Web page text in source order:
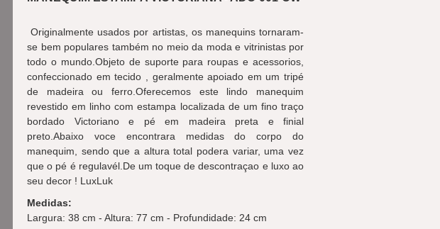
Originalmente usados por artistas, os manequins tornaram-
se bem populares também no meio da moda e vitrinistas por
todo o mundo.Objeto de suporte para roupas e acessorios,
confeccionado em tecido , geralmente apoiado em um tripé
de madeira ou ferro.Oferecemos este lindo manequim
revestido em linho com estampa localizada de um fino traço
bordado Victoriano e pé em madeira preta e finial
preto.Abaixo voce encontrara medidas do corpo do
manequim, sendo que a altura total podera variar, uma vez
que o pé é regulavél.De um toque de descontraçao e luxo ao
seu decor ! LuxLuk
Medidas:
Largura: 38 cm - Altura: 77 cm - Profundidade: 24 cm